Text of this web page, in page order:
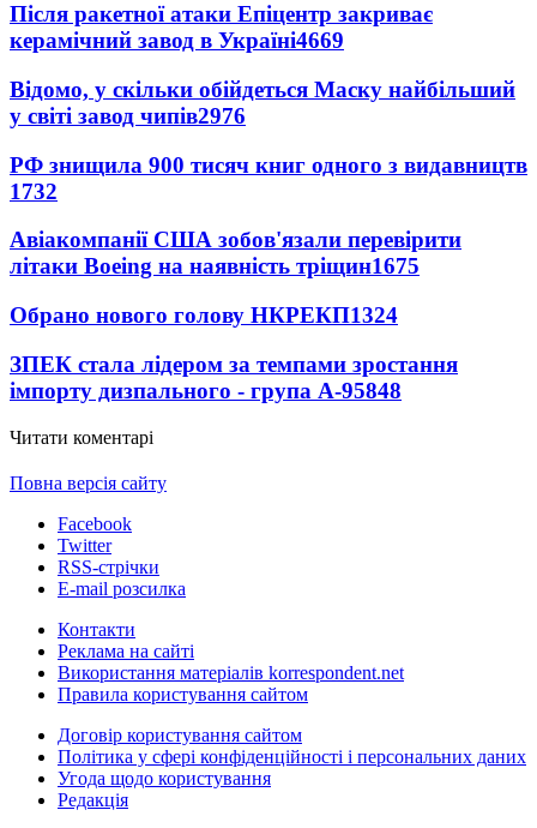
Після ракетної атаки Епіцентр закриває
керамічний завод в Україні4669
Відомо, у скільки обійдеться Маску найбільший
у світі завод чипів2976
РФ знищила 900 тисяч книг одного з видавництв
1732
Авіакомпанії США зобов'язали перевірити
літаки Boeing на наявність тріщин1675
Обрано нового голову НКРЕКП1324
ЗПЕК стала лідером за темпами зростання
імпорту дизпального - група А-95848
Читати коментарі
Повна версія сайту
Facebook
Twitter
RSS-стрічки
E-mail розсилка
Контакти
Реклама на сайті
Використання матеріалів korrespondent.net
Правила користування сайтом
Договір користування сайтом
Політика у сфері конфіденційності і персональних даних
Угода щодо користування
Редакція